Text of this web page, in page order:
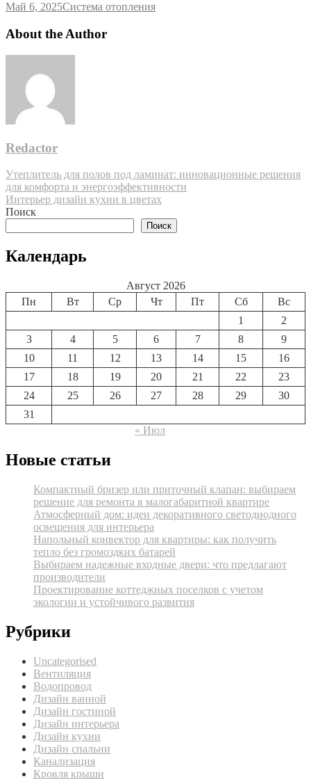
Май 6, 2025Система отопления
About the Author
Redactor
Навигация
по
записям
Утеплитель для полов под ламинат: инновационные решения
для комфорта и энергоэффективности
Интерьер дизайн кухни в цветах
Поиск
Поиск
Календарь
Август 2026
Пн
Вт Ср Чт Пт Сб
Вс
1
2
3
4 5 6 7 8
9
10
11 12 13 14 15
16
17
18 19 20 21 22
23
24
25 26 27 28 29
30
31
« Июл
Новые статьи
Компактный бризер или приточный клапан: выбираем
решение для ремонта в малогабаритной квартире
Атмосферный дом: идеи декоративного светодиодного
освещения для интерьера
Напольный конвектор для квартиры: как получить
тепло без громоздких батарей
Выбираем надежные входные двери: что предлагают
производители
Проектирование коттеджных поселков с учетом
экологии и устойчивого развития
Рубрики
Uncategorised
Вентиляция
Водопровод
Дизайн ванной
Дизайн гостиной
Дизайн интерьера
Дизайн кухни
Дизайн спальни
Канализация
Кровля крыши